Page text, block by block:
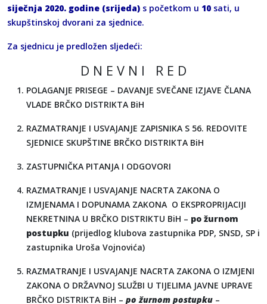
siječnja 2020. godine (srijeda) s početkom u 10 sati, u
skupštinskoj dvorani za sjednice.
Za sjednicu je predložen sljedeći:
D N E V N I R E D
POLAGANJE PRISEGE – DAVANJE SVEČANE IZJAVE ČLANA
VLADE BRČKO DISTRIKTA BiH
RAZMATRANJE I USVAJANJE ZAPISNIKA S 56. REDOVITE
SJEDNICE SKUPŠTINE BRČKO DISTRIKTA BiH
ZASTUPNIČKA PITANJA I ODGOVORI
RAZMATRANJE I USVAJANJE NACRTA ZAKONA O
IZMJENAMA I DOPUNAMA ZAKONA O EKSPROPRIJACIJI
NEKRETNINA U BRČKO DISTRIKTU BiH – po žurnom
postupku (prijedlog klubova zastupnika PDP, SNSD, SP i
zastupnika Uroša Vojnovića)
RAZMATRANJE I USVAJANJE NACRTA ZAKONA O IZMJENI
ZAKONA O DRŽAVNOJ SLUŽBI U TIJELIMA JAVNE UPRAVE
BRČKO DISTRIKTA BiH – po žurnom postupku –